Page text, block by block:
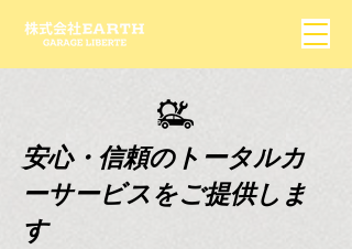
安心・信頼のトータルカ
ーサービスをご提供しま
す